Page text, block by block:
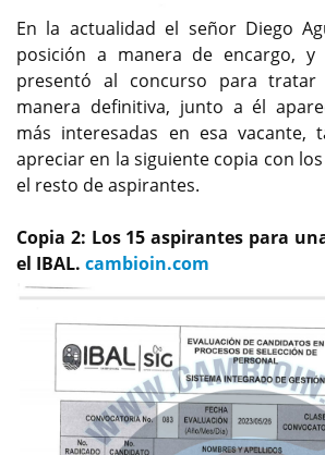
En la actualidad el señor Diego
posición a manera de encargo,
presentó al concurso para
manera definitiva, junto a él
más interesadas en esa vacante,
apreciar en la siguiente copia con
el resto de aspirantes.
Copia 2: Los 15 aspirantes para
el IBAL. cambioin.com